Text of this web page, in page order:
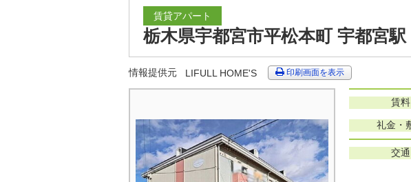
賃貸アパート
栃木県宇都宮市平松本町 宇都宮
情報提供元 LIFULL HOME'S 印刷画面を表示
賃料
礼金・
交通